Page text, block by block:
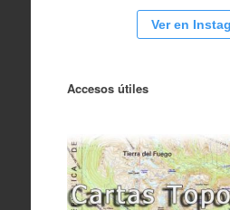
Ver en
Accesos útiles